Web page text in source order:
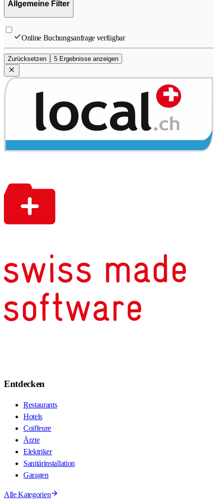
Allgemeine Filter
Online Buchungsanfrage verfügbar
Zurücksetzen 5 Ergebnisse anzeigen
Entdecken
Restaurants
Hotels
Coiffeure
Ärzte
Elektriker
Sanitärinstallation
Garagen
Alle Kategorien